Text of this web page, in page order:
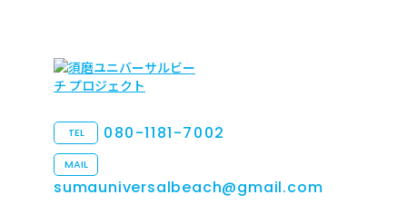
TEL 080-1181-7002
MAIL
sumauniversalbeach@gmail.com